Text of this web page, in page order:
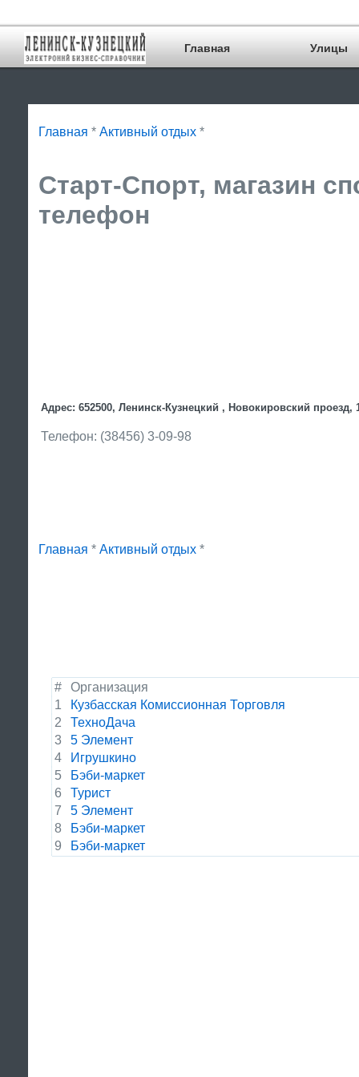
Главная Улицы
Главная * Активный отдых *
Старт-Спорт, магазин
телефон
Адрес: 652500, Ленинск-Кузнецкий , Новокировский проезд,
Телефон: (38456) 3-09-98
Главная * Активный отдых *
#
Организация
1
Кузбасская Комиссионная Торговля
2
ТехноДача
3
5 Элемент
4
Игрушкино
5
Бэби-маркет
6
Турист
7
5 Элемент
8
Бэби-маркет
9
Бэби-маркет